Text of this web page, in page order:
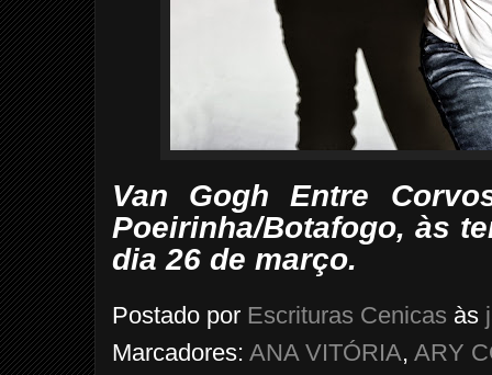
Van Gogh Entre
Poeirinha/Botafogo, às
dia 26 de março.
Postado por Escrituras Cenicas às
Marcadores: ANA VITÓRIA, ARY